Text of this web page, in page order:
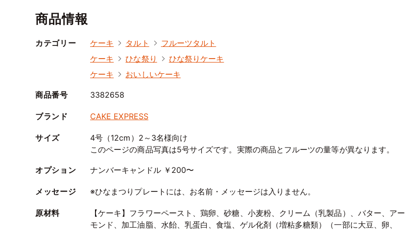
商品情報
カテゴリー ケーキ タルト
フルーツタルト
ケーキ
ひな祭り
ひな祭りケーキ
ケーキ
おいしいケーキ
商品番号 3382658
ブランド CAKE EXPRESS
サイズ
4号（12cm）2～3名様向け
このページの商品写真は5号サイズです。実際の商品とフルーツの量等が異なります。
オプション ナンバーキャンドル ￥200〜
メッセージ ※ひなまつりプレートには、お名前・メッセージは入りません。
原材料
【ケーキ】フラワーペースト、鶏卵、砂糖、小麦粉、クリーム（乳製品）、バター、アー
モンド、加工油脂、水飴、乳蛋白、食塩、ゲル化剤（増粘多糖類）（一部に大豆、卵、